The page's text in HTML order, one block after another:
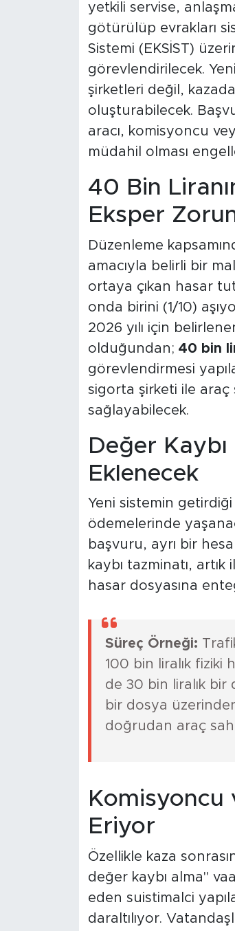
yetkili servise,
götürülüp evrakları
Sistemi (EKSİST)
görevlendirilecek.
şirketleri değil,
oluşturabilecek.
aracı, komisyoncu
müdahil olması
40 Bin
Eksper
Düzenleme
amacıyla belirli bir
ortaya çıkan hasar
onda birini (1/10)
2026 yılı için
olduğundan; 40 bin
görevlendirmesi
sigorta şirketi ile araç
sağlayabilecek.
Değer
Eklenecek
Yeni sistemin
ödemelerinde
başvuru, ayrı bir
kaybı tazminatı,
hasar dosyasına
Süreç Örneği:
100 bin liralık fiziki
de 30 bin liralık bir
bir dosya
doğrudan araç
Komisyoncu
Eriyor
Özellikle kaza
değer kaybı alma"
eden suistimalci
daraltılıyor.